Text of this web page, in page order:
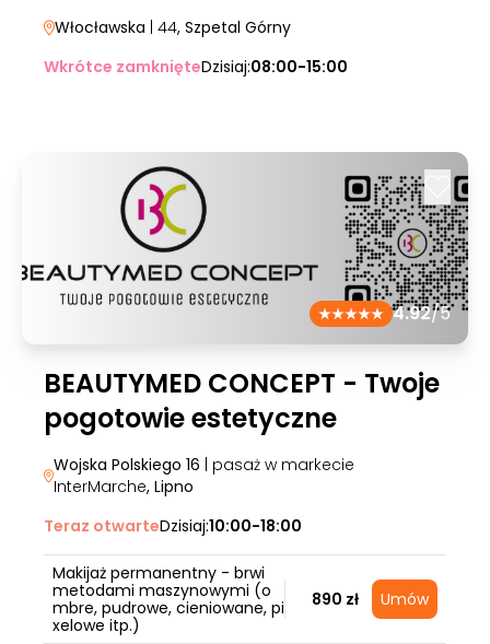
Włocławska | 44, Szpetal Górny
Wkrótce zamknięteDzisiaj:08:00-15:00
4.92/5
BEAUTYMED CONCEPT - Twoje
pogotowie estetyczne
Wojska Polskiego 16 | pasaż w markecie
InterMarche, Lipno
Teraz otwarteDzisiaj:10:00-18:00
Makijaż permanentny - brwi
metodami maszynowymi (o
mbre, pudrowe, cieniowane, pi
xelowe itp.)
890 zł Umów